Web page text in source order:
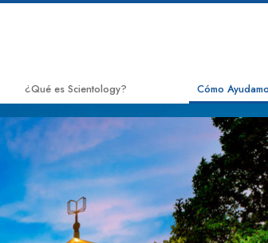
¿Qué es Scientology?
Creencias y Prácticas
Credos y Códigos de Scientology
Qué dicen los Scientologists acerca de
Scientology
Conoce a un Scientologist
Cómo
El Camino a la
Applied
Criminon
Narconon